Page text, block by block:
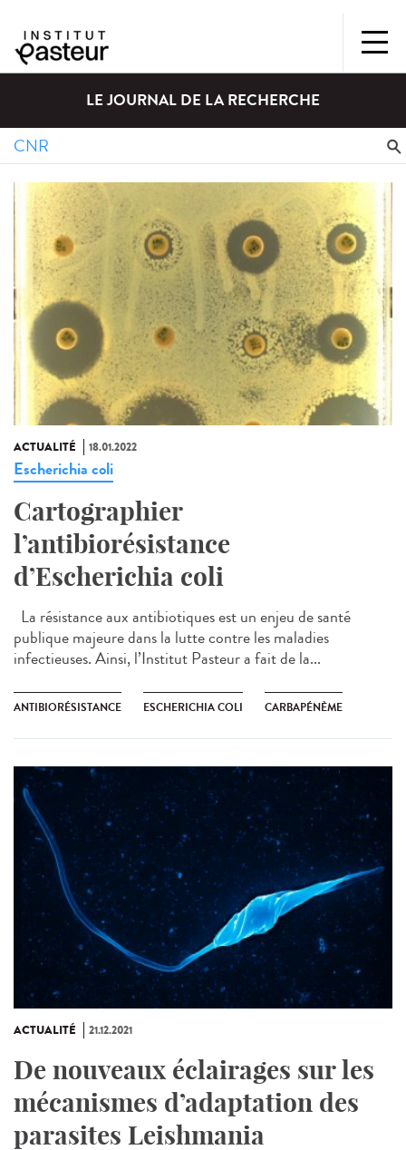
LE JOURNAL DE LA RECHERCHE
ACTUALITÉ 18.01.2022
Escherichia coli
Cartographier
l’antibiorésistance
d’Escherichia coli
La résistance aux antibiotiques est un enjeu de santé
publique majeure dans la lutte contre les maladies
infectieuses. Ainsi, l’Institut Pasteur a fait de la...
ANTIBIORÉSISTANCE ESCHERICHIA COLI CARBAPÉNÈME
ACTUALITÉ 21.12.2021
De nouveaux éclairages sur les
mécanismes d’adaptation des
parasites Leishmania